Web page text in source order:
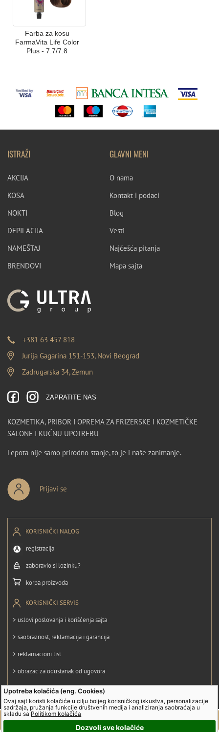
Upotreba kolačića (eng. Cookies)
Ovaj sajt koristi kolačiće u cilju boljeg korisničkog iskustva, personalizacije
sadržaja, pružanja funkcije društvenih medija i analiziranja saobraćaja u
skladu sa Politikom kolačića
Dozvoli sve kolačiće
Farba za kosu
FarmaVita Life Color
Plus - 7.7/7.8
ISTRAŽI
AKCIJA
KOSA
NOKTI
DEPILACIJA
NAMEŠTAJ
BRENDOVI
GLAVNI MENI
O nama
Kontakt i podaci
Blog
Vesti
Najčešća pitanja
Mapa sajta
+381 63 457 818
Jurija Gagarina 151-153, Novi Beograd
Zadrugarska 34, Zemun
ZAPRATITE NAS
KOZMETIKA, PRIBOR I OPREMA ZA FRIZERSKE I KOZMETIČKE
SALONE I KUĆNU UPOTREBU
Lepota nije samo prirodno stanje, to je i naše zanimanje.
Prijavi se
KORISNIČKI NALOG
registracija
zaboravio si lozinku?
korpa proizvoda
KORISNIČKI SERVIS
> uslovi poslovanja i korišćenja sajta
> saobraznost, reklamacija i garancija
> reklamacioni list
> obrazac za odustanak od ugovora
> politika privatnosti
> politika kolačića